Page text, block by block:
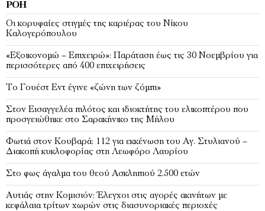
ΡΟΉ
Οι κορυφαίες στιγμές της καριέρας του Νίκου
Καλογερόπουλου
«Εξοικονομώ – Επιχειρώ»: Παράταση έως τις 30 Νοεμβρίου για
περισσότερες από 400 επιχειρήσεις
Το Γουέστ Εντ έγινε «ζώνη των ζόμπι»
Στον Εισαγγελέα πιλότος και ιδιοκτήτης του ελικοπτέρου που
προσγειώθηκε στο Σαρακήνικο της Μήλου
Φωτιά στον Κουβαρά: 112 για εκκένωση του Αγ. Στυλιανού –
Διακοπή κυκλοφορίας στη Λεωφόρο Λαυρίου
Στο φως άγαλμα του θεού Ασκληπιού 2.500 ετών
Αυτιάς στην Κομισιόν: Έλεγχοι στις αγορές ακινήτων με
κεφάλαια τρίτων χωρών στις διασυνοριακές περιοχές